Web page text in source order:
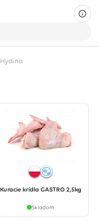
Hydina
Kuracie krídla GASTRO 2,5kg
Skladom